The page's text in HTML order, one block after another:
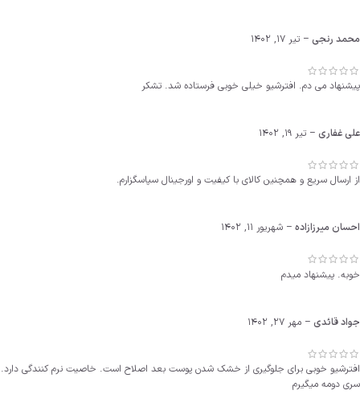
محمد رنجی – تیر 17, 1402
پیشنهاد می دم. افترشیو خیلی خوبی فرستاده شد. تشکر
علی غفاری – تیر 19, 1402
از ارسال سریع و همچنین کالای با کیفیت و اورجینال سپاسگزارم.
احسان میرزازاده – شهریور 11, 1402
خوبه. پیشنهاد میدم
جواد قائدی – مهر 27, 1402
افترشیو خوبی برای جلوگیری از خشک شدن پوست بعد اصلاح است. خاصیت نرم کنندگی دارد.
سری دومه میگیرم